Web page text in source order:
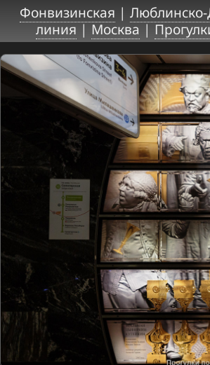
Фонвизинская |
линия|Москва|